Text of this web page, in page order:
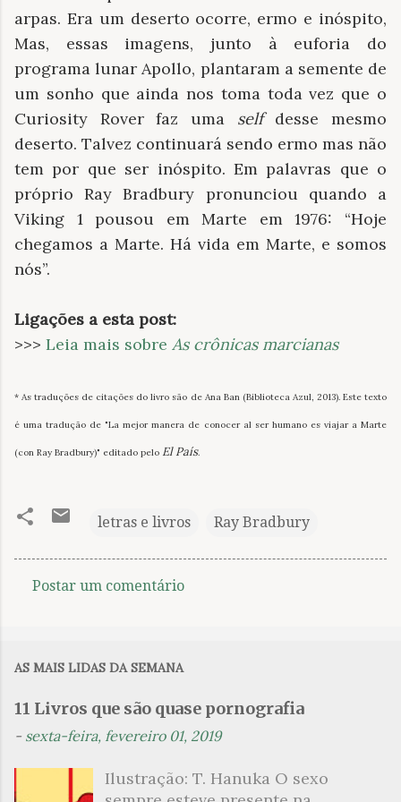
arpas. Era um deserto ocorre, ermo e inóspito,
Mas, essas imagens, junto à euforia do
programa lunar Apollo, plantaram a semente de
um sonho que ainda nos toma toda vez que o
Curiosity Rover faz uma selfdesse mesmo
deserto. Talvez continuará sendo ermo mas não
tem por que ser inóspito. Em palavras que o
próprio Ray Bradbury pronunciou quando a
Viking 1 pousou em Marte em 1976: “Hoje
chegamos a Marte. Há vida em Marte, e somos
nós”.
Ligações a esta post:
>>> Leia mais sobre As crônicas marcianas
* As traduções de citações do livro são de Ana Ban (Biblioteca Azul, 2013). Este texto
é uma tradução de "La mejor manera de conocer al ser humano es viajar a Marte
(con Ray Bradbury)" editado pelo El País.
letras e livros Ray Bradbury
n
t
Postar um comentário
AS MAIS LIDAS DA SEMANA
11 Livros que são quase pornografia
- sexta-feira, fevereiro 01, 2019
Ilustração: T. Hanuka O sexo